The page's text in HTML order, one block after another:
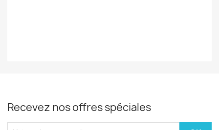
Recevez nos offres spéciales